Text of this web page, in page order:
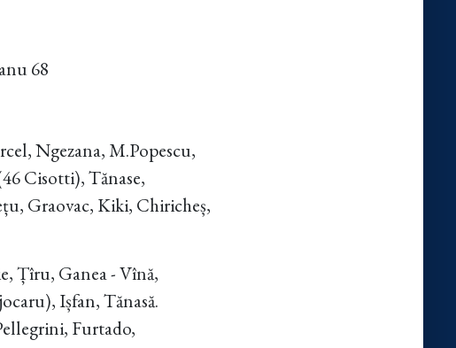
68
Ngezana, M.Popescu,
Cisotti), Tănase,
Graovac, Kiki, Chiricheș,
Țîru, Ganea - Vînă,
Ișfan, Tănasă.
Furtado,